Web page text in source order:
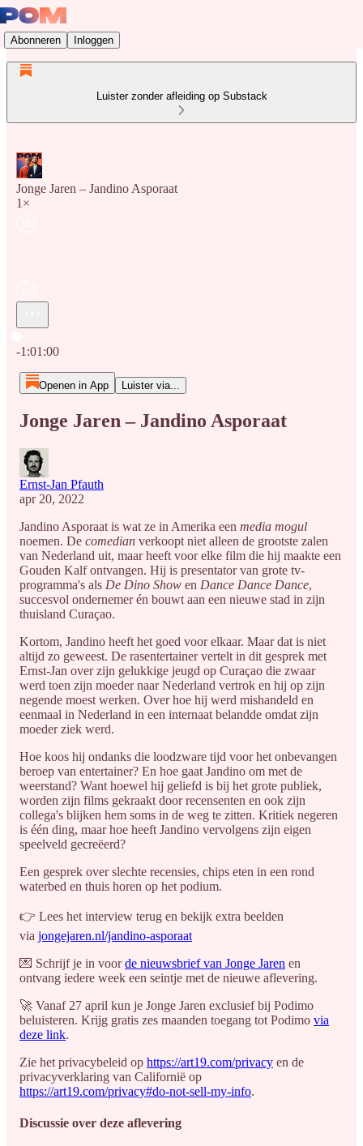
Abonneren Inloggen
Luister zonder afleiding op Substack
Jonge Jaren – Jandino Asporaat
1×
-1:01:00
Openen in App Luister via...
Jonge Jaren – Jandino Asporaat
Ernst-Jan Pfauth
apr 20, 2022
Jandino Asporaat is wat ze in Amerika een media mogul
noemen. De comedian verkoopt niet alleen de grootste zalen
van Nederland uit, maar heeft voor elke film die hij maakte een
Gouden Kalf ontvangen. Hij is presentator van grote tv-
programma's als De Dino Show en Dance Dance Dance,
succesvol ondernemer én bouwt aan een nieuwe stad in zijn
thuisland Curaçao.
Kortom, Jandino heeft het goed voor elkaar. Maar dat is niet
altijd zo geweest. De rasentertainer vertelt in dit gesprek met
Ernst-Jan over zijn gelukkige jeugd op Curaçao die zwaar
werd toen zijn moeder naar Nederland vertrok en hij op zijn
negende moest werken. Over hoe hij werd mishandeld en
eenmaal in Nederland in een internaat belandde omdat zijn
moeder ziek werd.
Hoe koos hij ondanks die loodzware tijd voor het onbevangen
beroep van entertainer? En hoe gaat Jandino om met de
weerstand? Want hoewel hij geliefd is bij het grote publiek,
worden zijn films gekraakt door recensenten en ook zijn
collega's blijken hem soms in de weg te zitten. Kritiek negeren
is één ding, maar hoe heeft Jandino vervolgens zijn eigen
speelveld gecreëerd?
Een gesprek over slechte recensies, chips eten in een rond
waterbed en thuis horen op het podium.
👉 Lees het interview terug en bekijk extra beelden
via jongejaren.nl/jandino-asporaat
💌 Schrijf je in voorde nieuwsbrief van Jonge Jaren en
ontvang iedere week een seintje met de nieuwe aflevering.
🚀 Vanaf 27 april kun je Jonge Jaren exclusief bij Podimo
beluisteren. Krijg gratis zes maanden toegang tot Podimo via
deze link.
Zie het privacybeleid op https://art19.com/privacy en de
privacyverklaring van Californië op
https://art19.com/privacy#do-not-sell-my-info.
Discussie over deze aflevering